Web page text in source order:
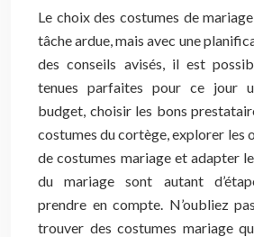
Le choix des costumes de
tâche ardue, mais avec une
des conseils avisés, il est
tenues parfaites pour ce jour
budget, choisir les bons
costumes du cortège, explorer les
de costumes mariage et adapter
du mariage sont autant
prendre en compte. N’oubliez
trouver des costumes mariage